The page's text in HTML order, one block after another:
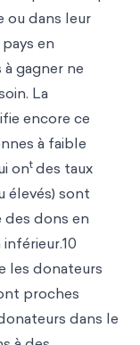
ou dans leur
en
gagner ne
La
encore ce
à faible
ontdes taux
élevés) sont
des dons en
les donateurs
proches
dans le